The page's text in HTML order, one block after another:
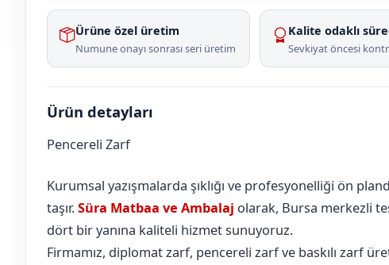
Ürüne özel üretim
Numune onayı sonrası seri üretim
Kalite odaklı
Sevkiyat öncesi
Ürün detayları
Pencereli Zarf
Kurumsal yazışmalarda şıklığı ve profesyonelliği ön
taşır.Süra Matbaa ve Ambalaj olarak, Bursa merkezli
dört bir yanına kaliteli hizmet sunuyoruz.
Firmamız, diplomat zarf, pencereli zarf ve baskılı zarf